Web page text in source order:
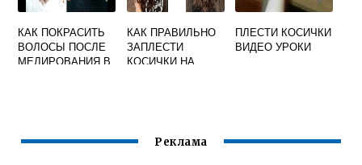
КАК ПОКРАСИТЬ
ВОЛОСЫ ПОСЛЕ
МЕЛИРОВАНИЯ В
КАК ПРАВИЛЬНО
ЗАПЛЕСТИ
КОСИЧКИ НА
ПЛЕСТИ КОСИЧКИ
ВИДЕО УРОКИ
Реклама